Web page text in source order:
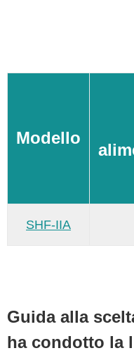
Modello
SHF-IIA
Guida alla
ha condotto la